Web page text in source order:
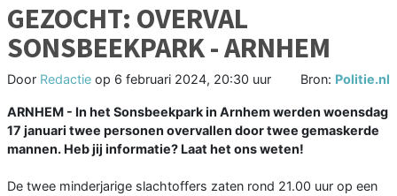
GEZOCHT: OVERVAL
SONSBEEKPARK - ARNHEM
Door Redactie op 6 februari 2024, 20:30 uur Bron: Politie.nl
ARNHEM - In het Sonsbeekpark in Arnhem werden woensdag
17 januari twee personen overvallen door twee gemaskerde
mannen. Heb jij informatie? Laat het ons weten!
De twee minderjarige slachtoffers zaten rond 21.00 uur op een